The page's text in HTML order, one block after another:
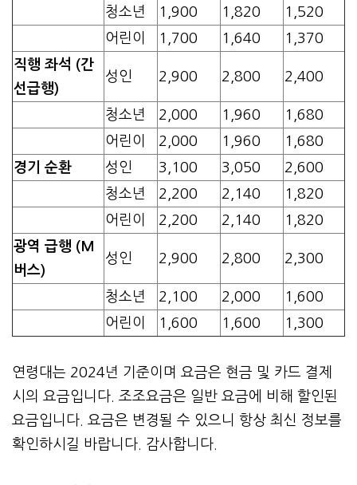
청소년
1,900 1,820
1,520
어린이
1,700 1,640
1,370
직행 좌석 (간
선급행)
성인 2,900 2,800 2,400
청소년 2,000 1,960
1,680
어린이
2,000 1,960
1,680
경기 순환
성인 3,100 3,050
2,600
청소년
2,200 2,140
1,820
어린이
2,200 2,140
1,820
광역 급행 (M
버스)
성인 2,900 2,800 2,300
청소년 2,100 2,000
1,600
어린이
1,600 1,600 1,300
연령대는 2024년 기준이며 요금은 현금 및 카드 결제
시의 요금입니다. 조조요금은 일반 요금에 비해 할인된
요금입니다. 요금은 변경될 수 있으니 항상 최신 정보를
확인하시길 바랍니다. 감사합니다.